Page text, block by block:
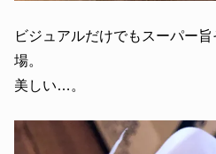
ビジュアルだけでもスーパー
場。
美しい…。